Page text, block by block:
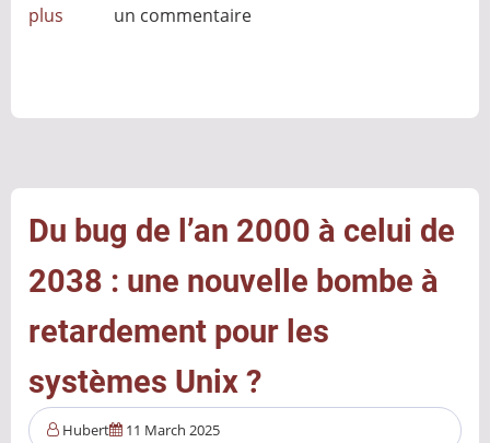
plus
et
autres
couleurs
un commentaire
Du bug de l’an 2000 à celui de
2038 : une nouvelle bombe à
retardement pour les
systèmes Unix ?
Hubert 11 March 2025